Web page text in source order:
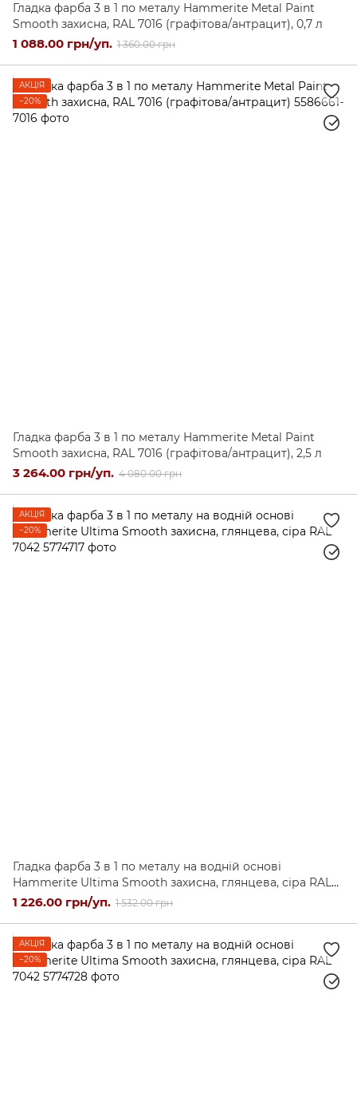
Гладка фарба 3 в 1 по металу Hammerite Metal Paint
Smooth захисна, RAL 7016 (графітова/антрацит), 0,7 л
1 088.00 грн/уп. 1 360.00 грн
АКЦІЯ
−20%
Гладка фарба 3 в 1 по металу Hammerite Metal Paint
Smooth захисна, RAL 7016 (графітова/антрацит), 2,5 л
3 264.00 грн/уп. 4 080.00 грн
АКЦІЯ
−20%
Гладка фарба 3 в 1 по металу на водній основі
Hammerite Ultima Smooth захисна, глянцева, сіра RAL
7042, 0,7 л
1 226.00 грн/уп. 1 532.00 грн
АКЦІЯ
−20%